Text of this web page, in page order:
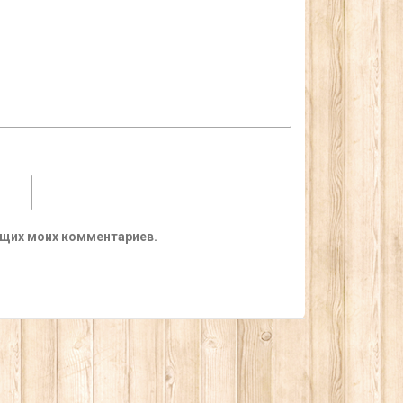
моих комментариев.